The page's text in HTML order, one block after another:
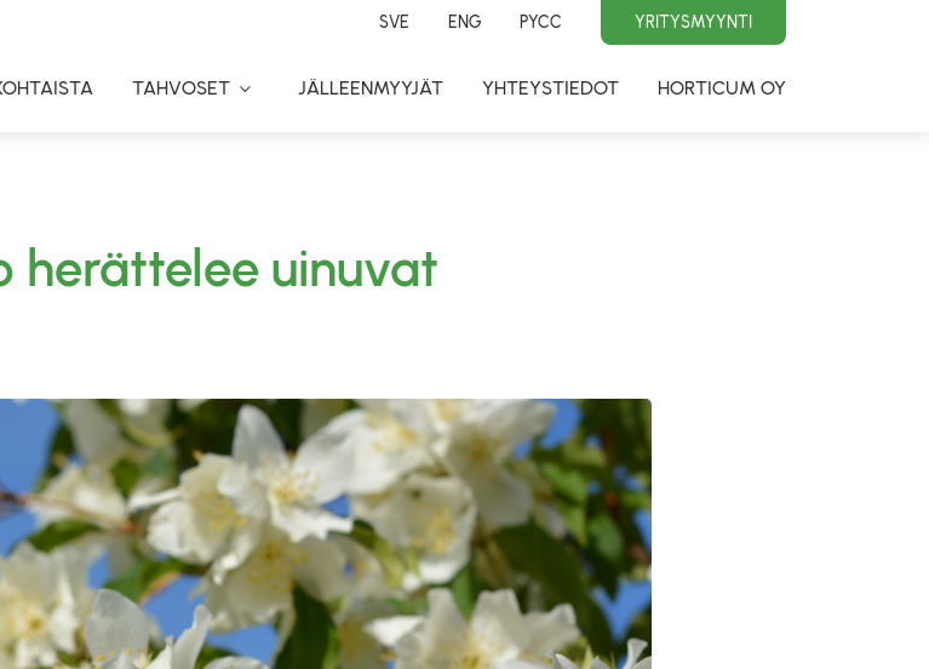
SVE ENG PYCC YRITYSMYYNTI
TAHVOSET
Toggle
JÄLLEENMYYJÄT YHTEYSTIEDOT HORTICUM OY
herättelee uinuvat